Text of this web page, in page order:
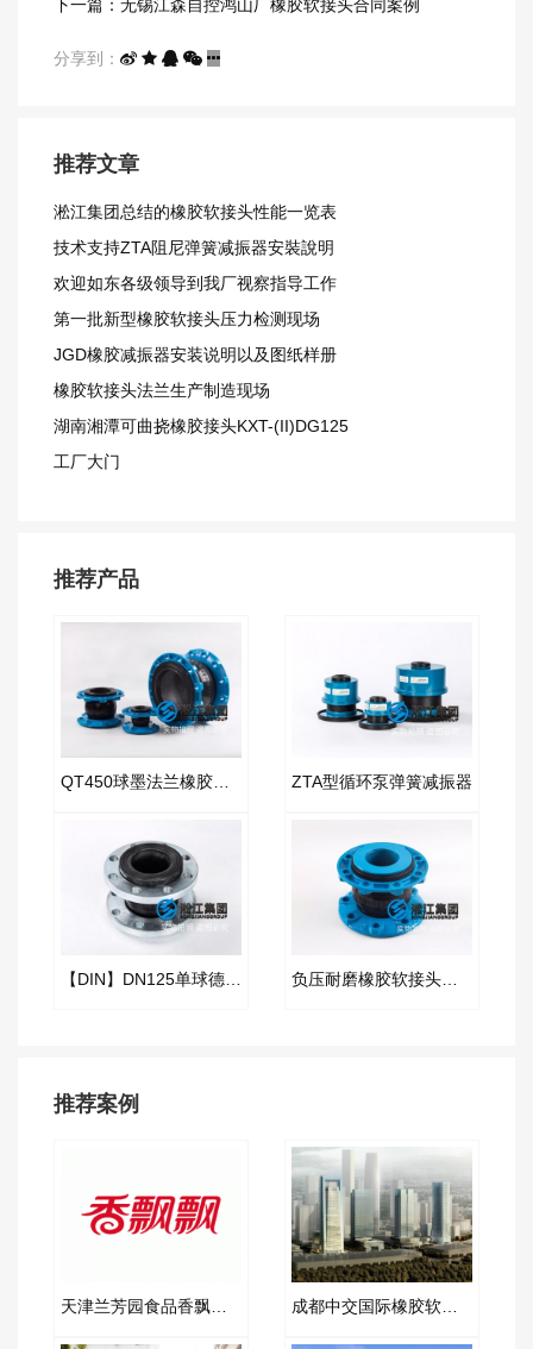
下一篇：无锡江森自控鸿山厂橡胶软接头​合同案例
分享到：
推荐文章
淞江集团总结的橡胶软接头性能一览表
技术支持ZTA阻尼弹簧减振器安裝說明
欢迎如东各级领导到我厂视察指导工作
第一批新型橡胶软接头压力检测现场
JGD橡胶减振器安装说明以及图纸样册
橡胶软接头法兰生产制造现场
湖南湘潭可曲挠橡胶接头KXT-(II)DG125
工厂大门
推荐产品
ZTA型循环泵弹簧减振器
推荐案例